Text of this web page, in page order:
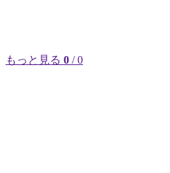
もっと見る 0 / 0